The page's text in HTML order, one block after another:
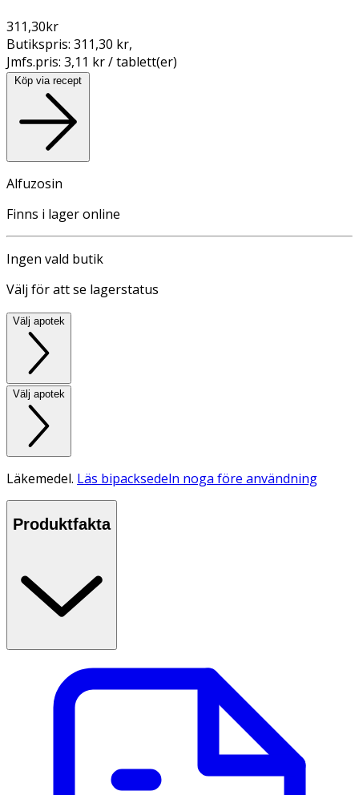
311,30kr
Butikspris: 311,30 kr,
Jmfs.pris: 3,11 kr / tablett(er)
Köp via recept
Alfuzosin
Finns i lager online
Ingen vald butik
Välj för att se lagerstatus
Välj apotek
Välj apotek
Läkemedel. Läs bipacksedeln noga före användning
Produktfakta